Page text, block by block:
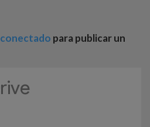
conectado para publicar un